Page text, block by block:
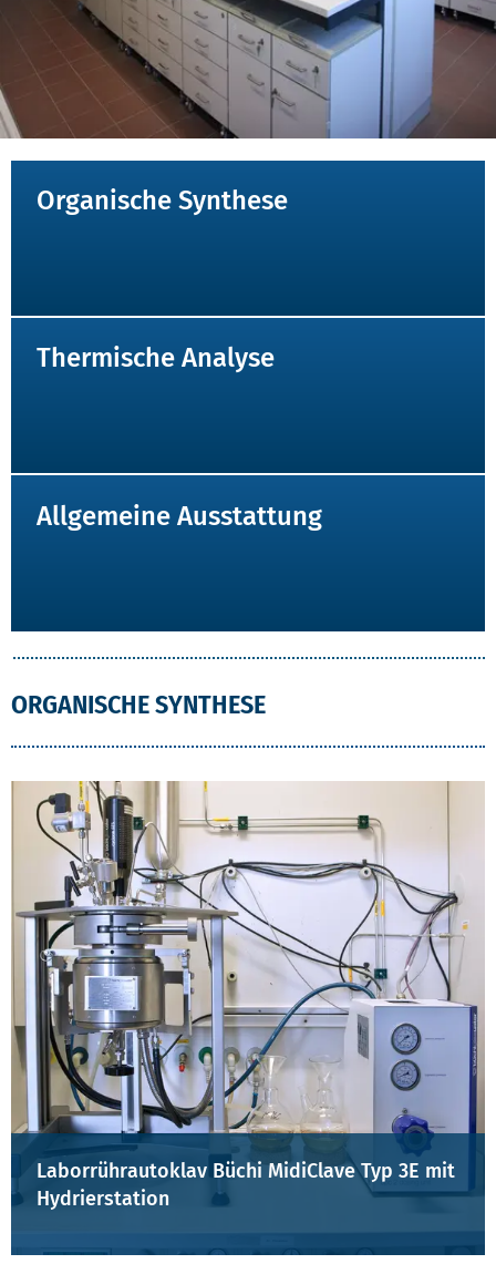
Organische Synthese
Thermische Analyse
Allgemeine Ausstattung
ORGANISCHE SYNTHESE
AUSSTATTUNG ORGANISCHE SYNTHESE
Laborrührautoklav Büchi MidiClave Typ 3E mit
Hydrierstation